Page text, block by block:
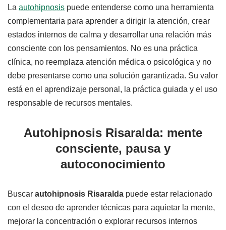
La autohipnosis puede entenderse como una herramienta
complementaria para aprender a dirigir la atención, crear
estados internos de calma y desarrollar una relación más
consciente con los pensamientos. No es una práctica
clínica, no reemplaza atención médica o psicológica y no
debe presentarse como una solución garantizada. Su valor
está en el aprendizaje personal, la práctica guiada y el uso
responsable de recursos mentales.
Autohipnosis Risaralda: mente
consciente, pausa y
autoconocimiento
Buscar autohipnosis Risaralda puede estar relacionado
con el deseo de aprender técnicas para aquietar la mente,
mejorar la concentración o explorar recursos internos